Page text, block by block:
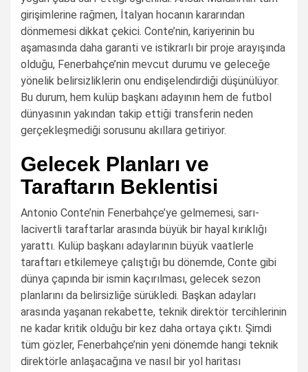
girişimlerine rağmen, İtalyan hocanın kararından
dönmemesi dikkat çekici. Conte’nin, kariyerinin bu
aşamasında daha garanti ve istikrarlı bir proje arayışında
olduğu, Fenerbahçe’nin mevcut durumu ve geleceğe
yönelik belirsizliklerin onu endişelendirdiği düşünülüyor.
Bu durum, hem kulüp başkanı adayının hem de futbol
dünyasının yakından takip ettiği transferin neden
gerçekleşmediği sorusunu akıllara getiriyor.
Gelecek Planları ve
Taraftarın Beklentisi
Antonio Conte’nin Fenerbahçe’ye gelmemesi, sarı-
lacivertli taraftarlar arasında büyük bir hayal kırıklığı
yarattı. Kulüp başkanı adaylarının büyük vaatlerle
taraftarı etkilemeye çalıştığı bu dönemde, Conte gibi
dünya çapında bir ismin kaçırılması, gelecek sezon
planlarını da belirsizliğe sürükledi. Başkan adayları
arasında yaşanan rekabette, teknik direktör tercihlerinin
ne kadar kritik olduğu bir kez daha ortaya çıktı. Şimdi
tüm gözler, Fenerbahçe’nin yeni dönemde hangi teknik
direktörle anlaşacağına ve nasıl bir yol haritası